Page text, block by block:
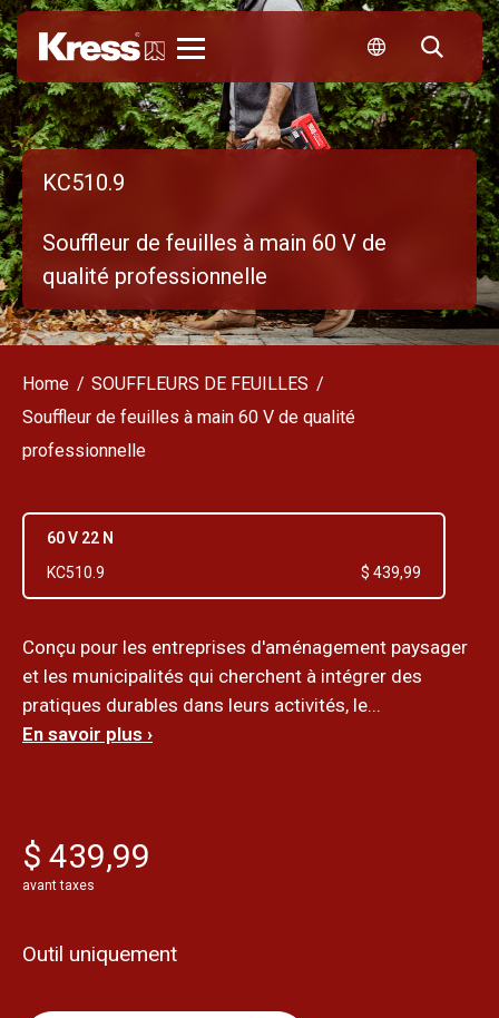
KC510.9
Souffleur de feuilles à main 60 V de
qualité professionnelle
Home
SOUFFLEURS DE FEUILLES
Souffleur de feuilles à main 60 V de qualité
professionnelle
60 V 22 N
KC510.9
$ 439,99
Conçu pour les entreprises d'aménagement paysager
et les municipalités qui cherchent à intégrer des
pratiques durables dans leurs activités, le...
En savoir plus ›
$ 439,99
avant taxes
Outil uniquement